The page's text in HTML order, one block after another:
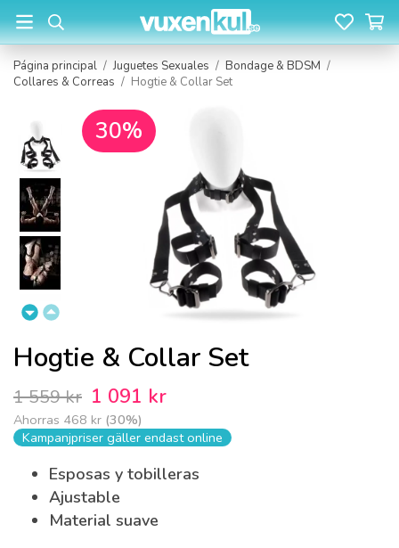
Página principal / Juguetes Sexuales / Bondage & BDSM /
Collares & Correas / Hogtie & Collar Set
30%
Hogtie & Collar Set
1 559 kr 1 091 kr
Ahorras 468 kr (30%)
Kampanjpriser gäller endast online
Esposas y tobilleras
Ajustable
Material suave